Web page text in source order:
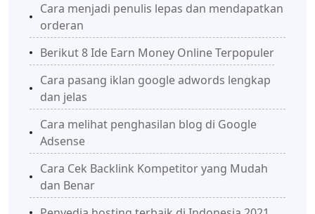
Cara menjadi penulis lepas dan mendapatkan
orderan
Berikut 8 Ide Earn Money Online Terpopuler
Cara pasang iklan google adwords lengkap
dan jelas
Cara melihat penghasilan blog di Google
Adsense
Cara Cek Backlink Kompetitor yang Mudah
dan Benar